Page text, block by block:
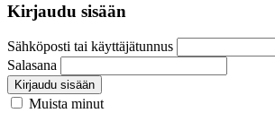
Kirjaudu sisään
Sähköposti tai käyttäjätunnus
Salasana
Kirjaudu sisään
Muista minut